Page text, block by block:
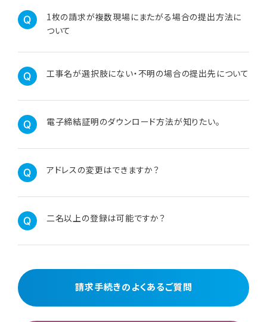
1枚の請求が複数現場にまたがる場合の提出方法に
ついて
工事名が選択肢にない・不明の場合の提出先について
電子締結証明のダウンロード方法が知りたい。
アドレスの変更はできますか？
二名以上の登録は可能ですか？
請求手続きのよくあるご質問